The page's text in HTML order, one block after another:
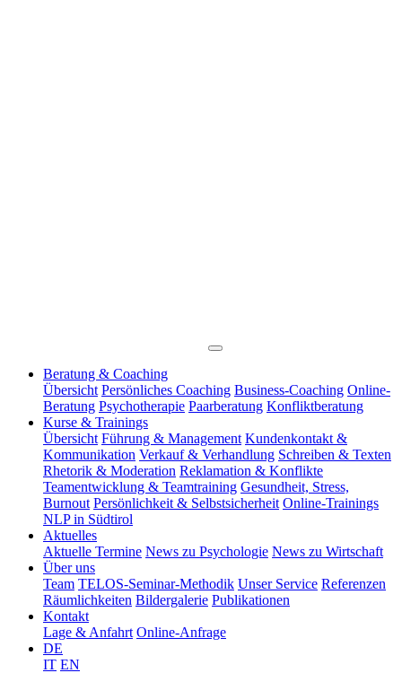
Beratung & Coaching
Übersicht Persönliches Coaching Business-Coaching Online-
Beratung Psychotherapie Paarberatung Konfliktberatung
Kurse & Trainings
Übersicht Führung & Management Kundenkontakt &
Kommunikation Verkauf & Verhandlung Schreiben & Texten
Rhetorik & Moderation Reklamation & Konflikte
Teamentwicklung & Teamtraining Gesundheit, Stress,
Burnout Persönlichkeit & Selbstsicherheit Online-Trainings
NLP in Südtirol
Aktuelles
Aktuelle Termine News zu Psychologie News zu Wirtschaft
Über uns
Team TELOS-Seminar-Methodik Unser Service Referenzen
Räumlichkeiten Bildergalerie Publikationen
Kontakt
Lage & Anfahrt Online-Anfrage
DE
IT EN